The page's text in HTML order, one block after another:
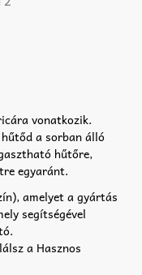
vonatkozik.
a sorban álló
hűtőre,
egyaránt.
amelyet a gyártás
segítségével
a Hasznos